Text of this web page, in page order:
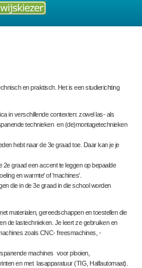
en praktisch. Het is een studierichting
in verschillende contexten: zowel las- als
technieken en (de)montagetechnieken
hebt naar de 3e graad toe. Daar kan je je
graad een accent te leggen op bepaalde
en warmte' of 'machines'.
die in de 3e graad in die school worden
materialen, gereedschappen en toestellen die
de lastechnieken. Je leert ze gebruiken en
zoals CNC- freesmachines, -
machines voor plooien,
en met lasapparatuur (TIG, Halfautomaat).